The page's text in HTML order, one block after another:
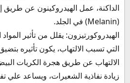
الداكنة، عمل الهيدروكينون عن طريق
(Melanin) في الجلد.
الهيدروكورتيزون: يقلل من تأثير
التي تسبب الالتهاب، يكون تأثيره
الالتهاب عن طريق هجرة الكريات
زيادة نفاذية الشعيرات، ويساعد علي